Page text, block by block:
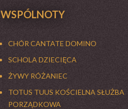
WSPÓLNOTY
CHÓR CANTATE DOMINO
SCHOLA DZIECIĘCA
ŻYWY RÓŻANIEC
TOTUS TUUS KOŚCIELNA SŁUŻBA
PORZĄDKOWA